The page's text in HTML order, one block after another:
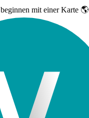
beginnen mit einer Karte 🌎